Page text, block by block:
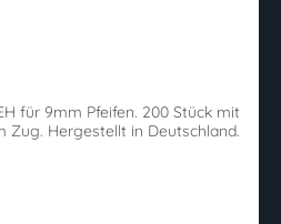
für 9mm Pfeifen. 200 Stück mit
Zug. Hergestellt in Deutschland.